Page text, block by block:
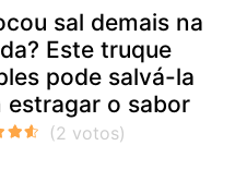
sal demais na
Este truque
pode salvá-la
estragar o sabor